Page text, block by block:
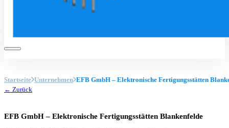
Startseite Unternehmen EFB GmbH – Elektronische Fertigungsstätten
← Zurück
EFB GmbH – Elektronische Fertigungsstätten Blankenfelde